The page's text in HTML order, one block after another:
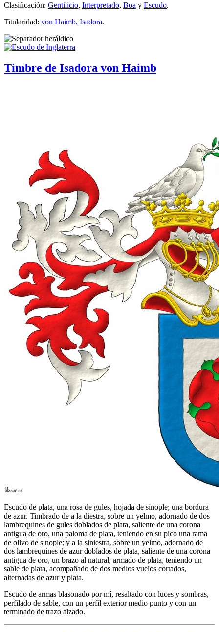
Clasificación: Gentilicio, Interpretado, Boa y Escudo.
Titularidad: von Haimb, Isadora.
Timbre de Isadora von Haimb
Escudo de plata, una rosa de gules, hojada de sinople; una bordura
de azur. Timbrado de a la diestra, sobre un yelmo, adornado de dos
lambrequines de gules doblados de plata, saliente de una corona
antigua de oro, una paloma de plata, teniendo en su pico una rama
de olivo de sinople; y a la siniestra, sobre un yelmo, adornado de
dos lambrequines de azur doblados de plata, saliente de una corona
antigua de oro, un brazo al natural, armado de plata, teniendo un
sable de plata, acompañado de dos medios vuelos cortados,
alternadas de azur y plata.
Escudo de armas blasonado por mí, resaltado con luces y sombras,
perfilado de sable, con un perfil exterior medio punto y con un
terminado de trazo alzado.